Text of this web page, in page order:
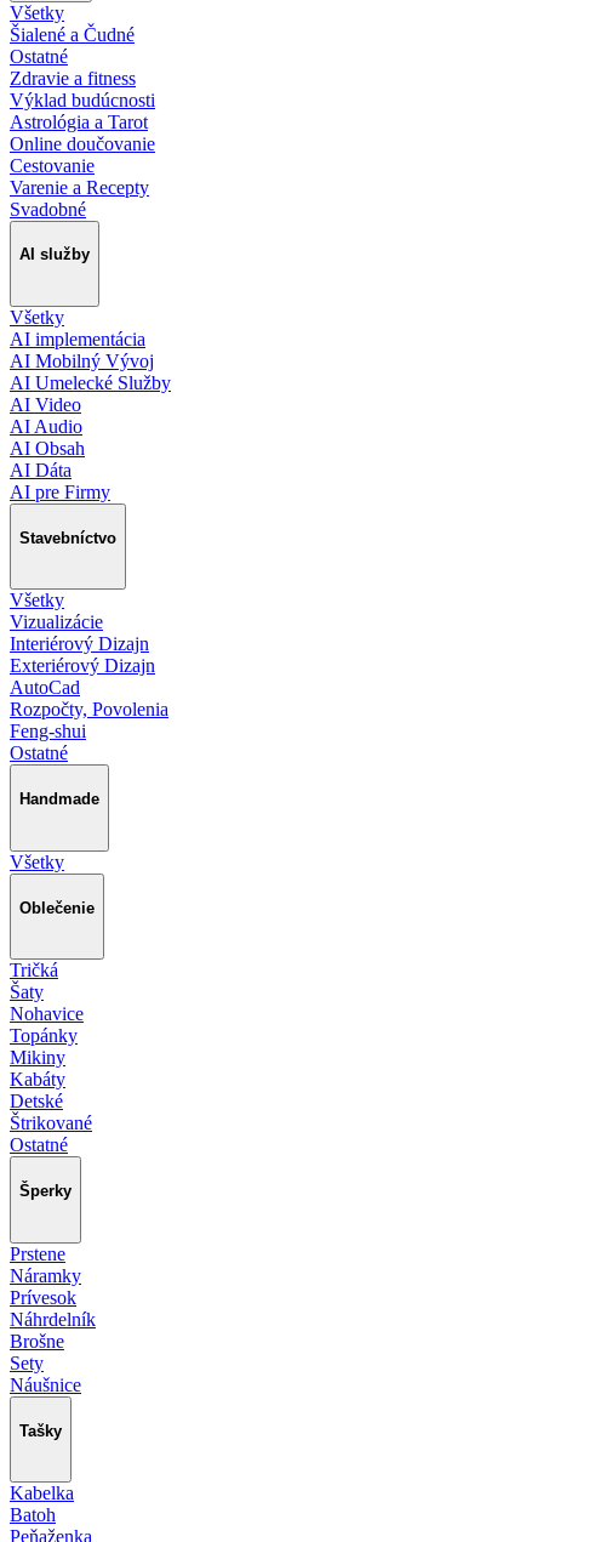
Všetky
Šialené a Čudné
Ostatné
Zdravie a fitness
Výklad budúcnosti
Astrológia a Tarot
Online doučovanie
Cestovanie
Varenie a Recepty
Svadobné
AI služby
Všetky
AI implementácia
AI Mobilný Vývoj
AI Umelecké Služby
AI Video
AI Audio
AI Obsah
AI Dáta
AI pre Firmy
Stavebníctvo
Všetky
Vizualizácie
Interiérový Dizajn
Exteriérový Dizajn
AutoCad
Rozpočty, Povolenia
Feng-shui
Ostatné
Handmade
Všetky
Oblečenie
Tričká
Šaty
Nohavice
Topánky
Mikiny
Kabáty
Detské
Štrikované
Ostatné
Šperky
Prstene
Náramky
Prívesok
Náhrdelník
Brošne
Sety
Náušnice
Tašky
Kabelka
Batoh
Peňaženka